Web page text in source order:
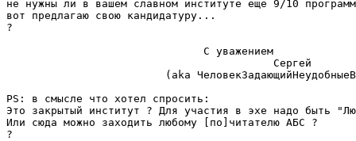
не нужны ли в вашем славном институте еще 9/10
вот предлагаю свою кандидатуру...
?
                               С уважением
                                          Сергей
(aka
PS: в смысле что хотел спросить:
Это закрытый институт ? Для участия в эхе надо быть
Или сюда можно заходить любому [по]читателю АБС ?
?